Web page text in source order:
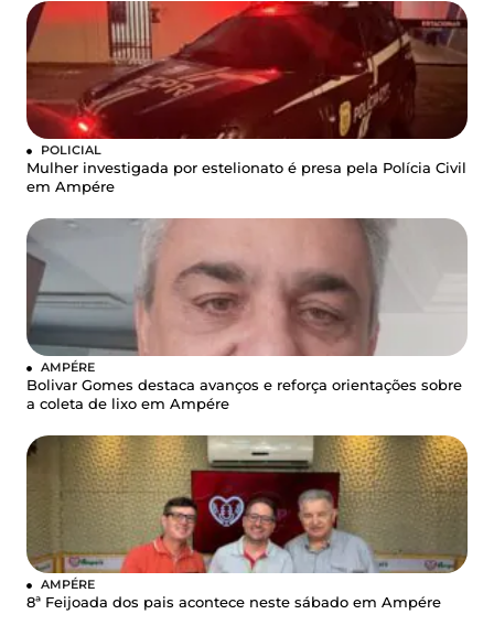
POLICIAL
Mulher investigada por estelionato é presa pela Polícia Civil
em Ampére
AMPÉRE
Bolivar Gomes destaca avanços e reforça orientações sobre
a coleta de lixo em Ampére
AMPÉRE
8ª Feijoada dos pais acontece neste sábado em Ampére